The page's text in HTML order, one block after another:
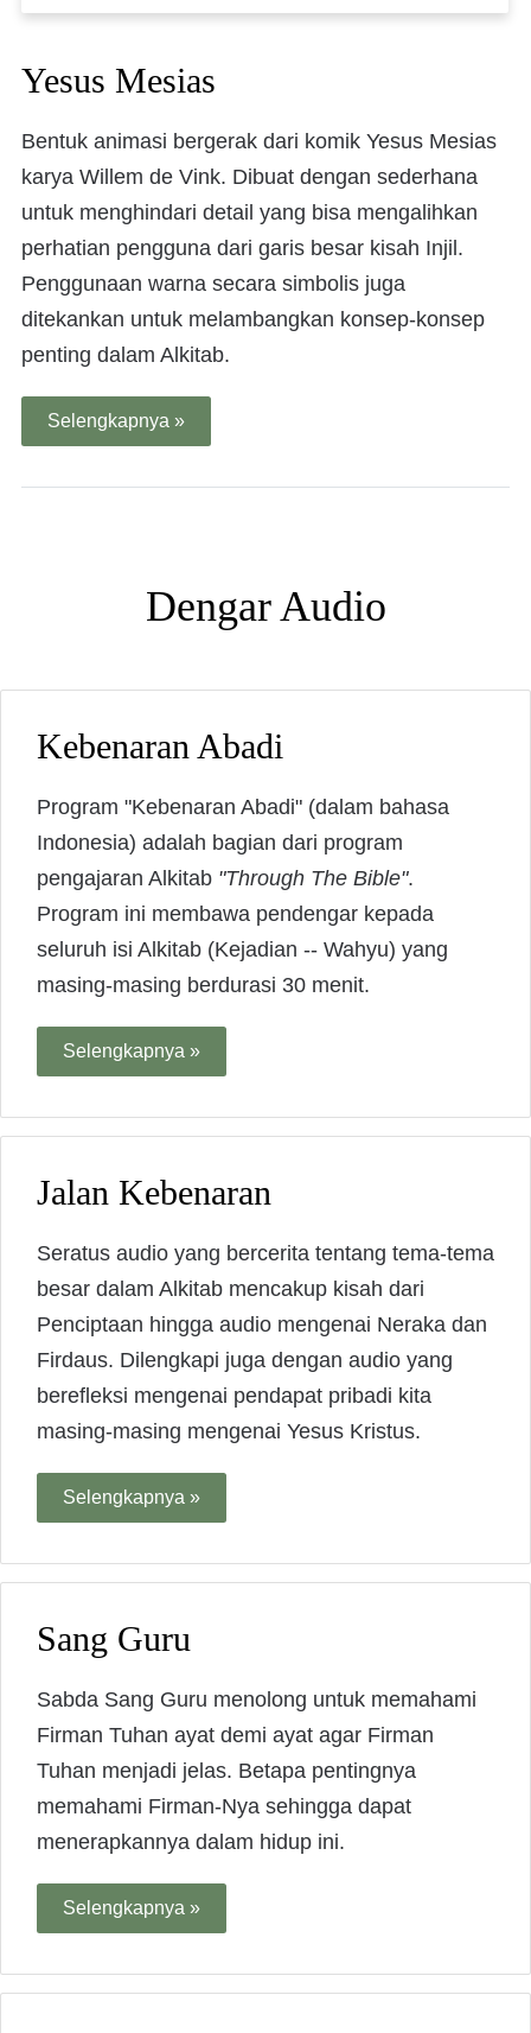
Yesus Mesias
Bentuk animasi bergerak dari komik Yesus Mesias
karya Willem de Vink. Dibuat dengan sederhana
untuk menghindari detail yang bisa mengalihkan
perhatian pengguna dari garis besar kisah Injil.
Penggunaan warna secara simbolis juga
ditekankan untuk melambangkan konsep-konsep
penting dalam Alkitab.
Selengkapnya »
Dengar Audio
Kebenaran Abadi
Program "Kebenaran Abadi" (dalam bahasa
Indonesia) adalah bagian dari program
pengajaran Alkitab "Through The Bible".
Program ini membawa pendengar kepada
seluruh isi Alkitab (Kejadian -- Wahyu) yang
masing-masing berdurasi 30 menit.
Selengkapnya »
Jalan Kebenaran
Seratus audio yang bercerita tentang tema-tema
besar dalam Alkitab mencakup kisah dari
Penciptaan hingga audio mengenai Neraka dan
Firdaus. Dilengkapi juga dengan audio yang
berefleksi mengenai pendapat pribadi kita
masing-masing mengenai Yesus Kristus.
Selengkapnya »
Sang Guru
Sabda Sang Guru menolong untuk memahami
Firman Tuhan ayat demi ayat agar Firman
Tuhan menjadi jelas. Betapa pentingnya
memahami Firman-Nya sehingga dapat
menerapkannya dalam hidup ini.
Selengkapnya »